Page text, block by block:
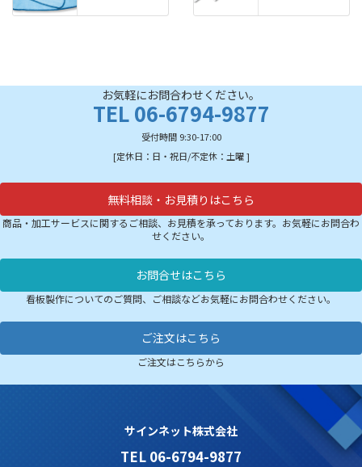
お気軽にお問合わせください。
TEL 06-6794-9877
受付時間 9:30-17:00
[定休日：日・祝日/不定休：土曜 ]
無料相談・お見積りはこちら
商品・加工サービスに関するご相談、お見積を承っております。お気軽にお問合わ
せください。
お問合せはこちら
看板製作についてのご質問、ご相談などお気軽にお問合わせください。
ご注文はこちら
ご注文はこちらから
サインネット株式会社
TEL 06-6794-9877